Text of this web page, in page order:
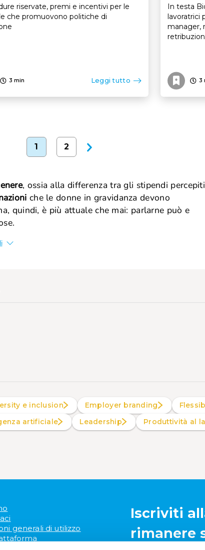
riservate, premi e incentivi per le
che promuovono politiche di
3 min Leggi tutto
In testa
lavoratrici
manager,
3
1 2
, ossia alla differenza tra gli stipendi percepiti
che le donne in gravidanza devono
quindi, è più attuale che mai: parlarne può e
e inclusion Employer branding
artificiale Leadership
Produttività al
generali di utilizzo
Iscriviti
rimanere